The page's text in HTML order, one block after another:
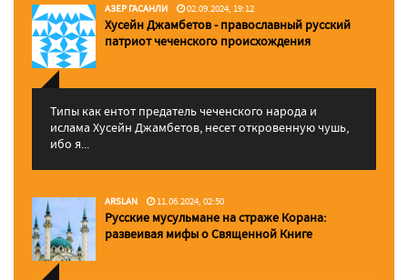
АЗЕР ГАСАНЛИ 02.09.2024, 19:12
Хусейн Джамбетов - православный русский
патриот чеченского происхождения
Типы как ентот предатель чеченского народа и
ислама Хусейн Джамбетов, несет откровенную чушь,
ибо я...
ARSLAN 11.06.2024, 02:50
Русские мусульмане на страже Корана:
pазвеивая мифы о Священной Книге